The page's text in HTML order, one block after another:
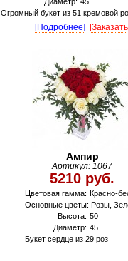
Огромный букет из 51 кремовой
[Подробнее]
Ампир
Артикул: 1067
5210 руб.
Цветовая гамма: Красно-
Основные цветы: Розы,
Высота: 50
Диаметр: 45
Букет сердце из 29 роз